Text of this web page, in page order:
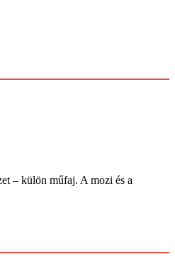
– külön műfaj. A mozi és a